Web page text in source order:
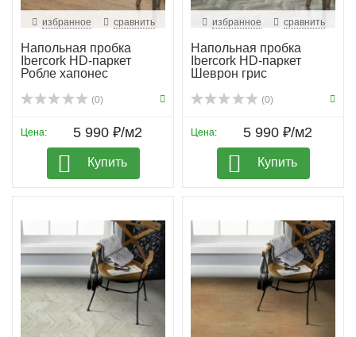
избранное сравнить
Напольная пробка
Ibercork HD-паркет
Робле хапонес
(0)
Цена: 5 990 ₽/м2
Купить
избранное сравнить
Напольная пробка
Ibercork HD-паркет
Шеврон грис
(0)
Цена: 5 990 ₽/м2
Купить